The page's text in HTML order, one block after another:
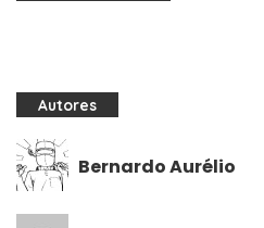
Autores
Bernardo Aurélio